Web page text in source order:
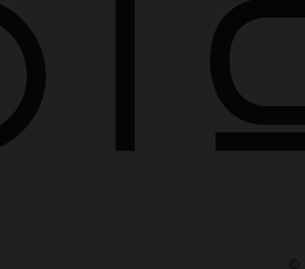
©